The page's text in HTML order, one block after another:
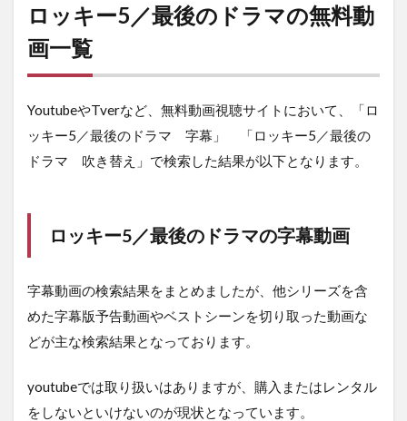
ロッキー5／最後のドラマの無料動
画一覧
YoutubeやTverなど、無料動画視聴サイトにおいて、「ロ
ッキー5／最後のドラマ 字幕」 「ロッキー5／最後の
ドラマ 吹き替え」で検索した結果が以下となります。
ロッキー5／最後のドラマの字幕動画
字幕動画の検索結果をまとめましたが、他シリーズを含
めた字幕版予告動画やベストシーンを切り取った動画な
どが主な検索結果となっております。
youtubeでは取り扱いはありますが、購入またはレンタル
をしないといけないのが現状となっています。